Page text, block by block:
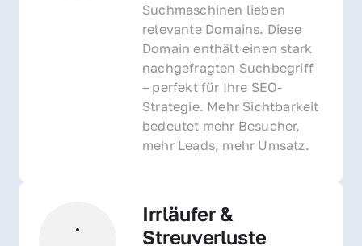
Suchmaschinen lieben
relevante Domains. Diese
Domain enthält einen stark
nachgefragten Suchbegriff
– perfekt für Ihre SEO-
Strategie. Mehr Sichtbarkeit
bedeutet mehr Besucher,
mehr Leads, mehr Umsatz.
Irrläufer &
Streuverluste